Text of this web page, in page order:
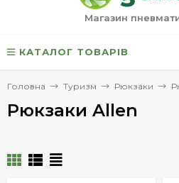
Магазин
КАТАЛОГ ТОВАРІВ
Головна Туризм Рюкзаки
Рюкзаки Allen